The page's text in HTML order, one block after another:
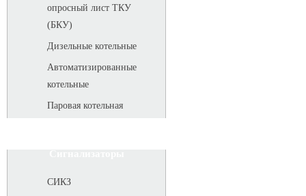
опросный лист ТКУ
(БКУ)
Дизельные котельные
Автоматизированные
котельные
Паровая котельная
СИКЗ